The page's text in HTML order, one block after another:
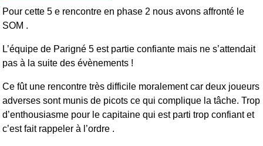
Pour cette 5 e rencontre en phase 2 nous avons affronté le
SOM .
L’équipe de Parigné 5 est partie confiante mais ne s’attendait
pas à la suite des évènements !
Ce fût une rencontre très difficile moralement car deux joueurs
adverses sont munis de picots ce qui complique la tâche. Trop
d’enthousiasme pour le capitaine qui est parti trop confiant et
c’est fait rappeler à l’ordre .